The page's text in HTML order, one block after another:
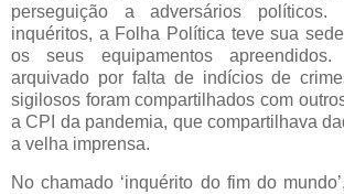
perseguição a adversários
inquéritos, a Folha Política teve sua
os seus equipamentos
arquivado por falta de indícios de
sigilosos foram compartilhados com
a CPI da pandemia, que compartilhava
a velha imprensa.
No chamado ‘inquérito do fim do